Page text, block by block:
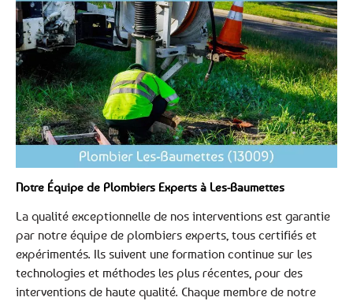
Notre Équipe de Plombiers Experts à Les-Baumettes
La qualité exceptionnelle de nos interventions est garantie
par notre équipe de plombiers experts, tous certifiés et
expérimentés. Ils suivent une formation continue sur les
technologies et méthodes les plus récentes, pour des
interventions de haute qualité. Chaque membre de notre